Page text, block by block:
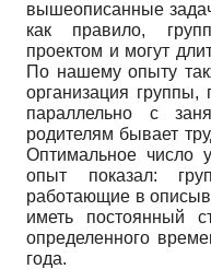
вышеописанные
как правило,
проектом и могут
По нашему опыту
организация группы,
параллельно с
родителям бывает
Оптимальное число
опыт показал:
работающие в
иметь постоянный
определенного
года.